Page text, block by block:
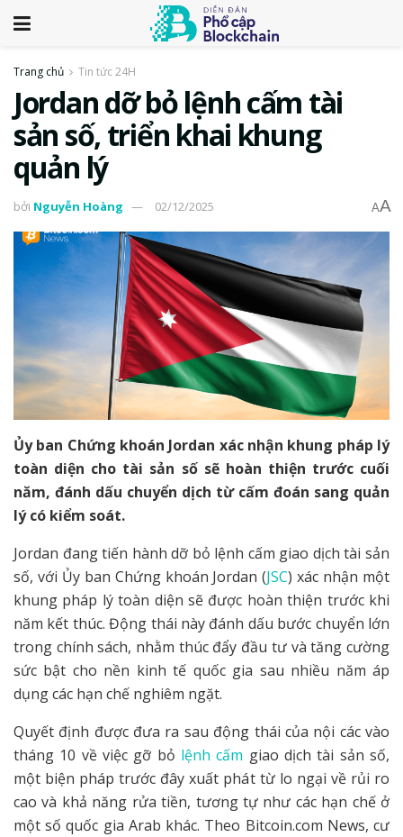
Trang chủ Tin tức 24H
Jordan dỡ bỏ lệnh cấm tài
sản số, triển khai khung
quản lý
bởi Nguyễn Hoàng 02/12/2025 AA
Ủy ban Chứng khoán Jordan xác nhận khung pháp lý
toàn diện cho tài sản số sẽ hoàn thiện trước cuối
năm, đánh dấu chuyển dịch từ cấm đoán sang quản
lý có kiểm soát.
Jordan đang tiến hành dỡ bỏ lệnh cấm giao dịch tài sản
số, với Ủy ban Chứng khoán Jordan (JSC) xác nhận một
khung pháp lý toàn diện sẽ được hoàn thiện trước khi
năm kết thúc. Động thái này đánh dấu bước chuyển lớn
trong chính sách, nhằm thúc đẩy đầu tư và tăng cường
sức bật cho nền kinh tế quốc gia sau nhiều năm áp
dụng các hạn chế nghiêm ngặt.
Quyết định được đưa ra sau động thái của nội các vào
tháng 10 về việc gỡ bỏ lệnh cấm giao dịch tài sản số,
một biện pháp trước đây xuất phát từ lo ngại về rủi ro
cao và khả năng rửa tiền, tương tự như các hạn chế ở
một số quốc gia Arab khác. Theo Bitcoin.com News, cư